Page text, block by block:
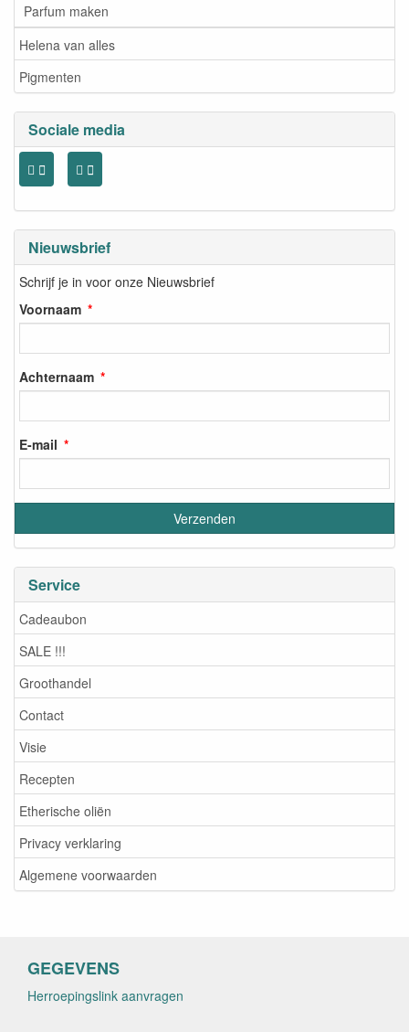
Parfum maken
Helena van alles
Pigmenten
Sociale media
Nieuwsbrief
Schrijf je in voor onze Nieuwsbrief
Voornaam
Achternaam
E-mail
Service
Cadeaubon
SALE !!!
Groothandel
Contact
Visie
Recepten
Etherische oliën
Privacy verklaring
Algemene voorwaarden
GEGEVENS
Herroepingslink aanvragen